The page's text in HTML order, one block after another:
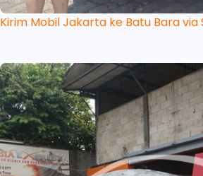
Kirim Mobil Jakarta ke Batu Bara via